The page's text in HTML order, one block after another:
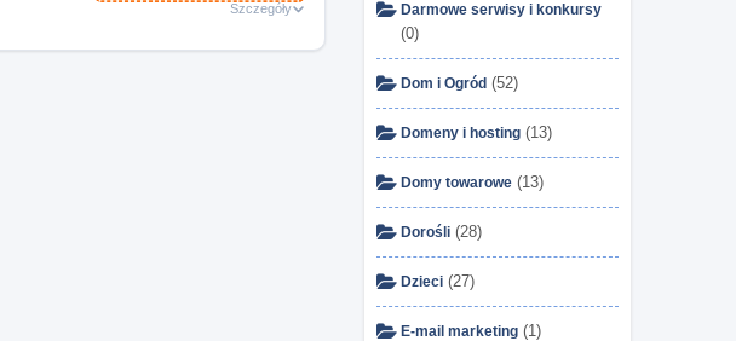
Szczegóły Darmowe serwisy i konkursy
(0)
Dom i Ogród (52)
Domeny i hosting (13)
Domy towarowe (13)
Dorośli (28)
Dzieci (27)
E-mail marketing (1)